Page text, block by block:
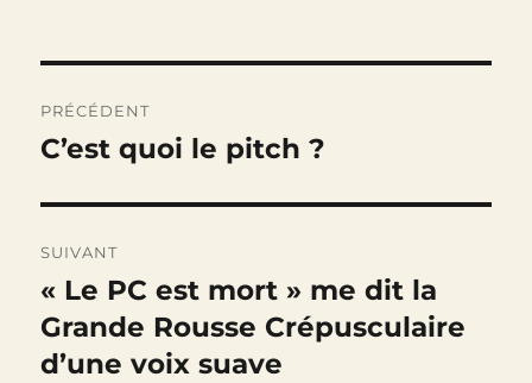
de
PRÉCÉDENT
Publication
C’est quoi le pitch ?
SUIVANT
Publication
suivante :
« Le PC est mort » me dit la
Grande Rousse Crépusculaire
d’une voix suave